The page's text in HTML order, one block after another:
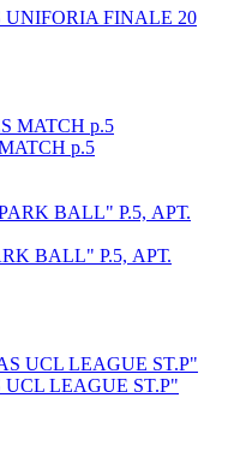
FINALE 20
р.5
BALL" Р.5, АРТ.
LEAGUE ST.P"